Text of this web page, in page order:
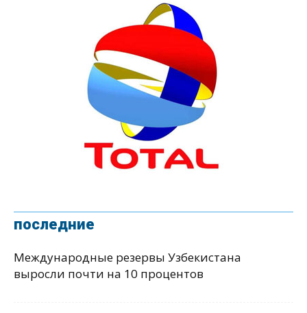
последние
Международные резервы Узбекистана
выросли почти на 10 процентов